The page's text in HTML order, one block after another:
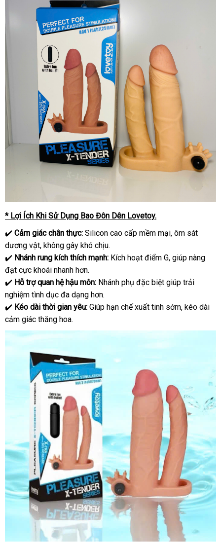
* Lợi Ích Khi Sử Dụng Bao Đôn Dên Lovetoy.
✔️ Cảm giác chân thực: Silicon cao cấp mềm mại, ôm sát
dương vật, không gây khó chịu.
✔️ Nhánh rung kích thích mạnh: Kích hoạt điểm G, giúp nàng
đạt cực khoái nhanh hơn.
✔️ Hỗ trợ quan hệ hậu môn: Nhánh phụ đặc biệt giúp trải
nghiệm tình dục đa dạng hơn.
✔️ Kéo dài thời gian yêu: Giúp hạn chế xuất tinh sớm, kéo dài
cảm giác thăng hoa.